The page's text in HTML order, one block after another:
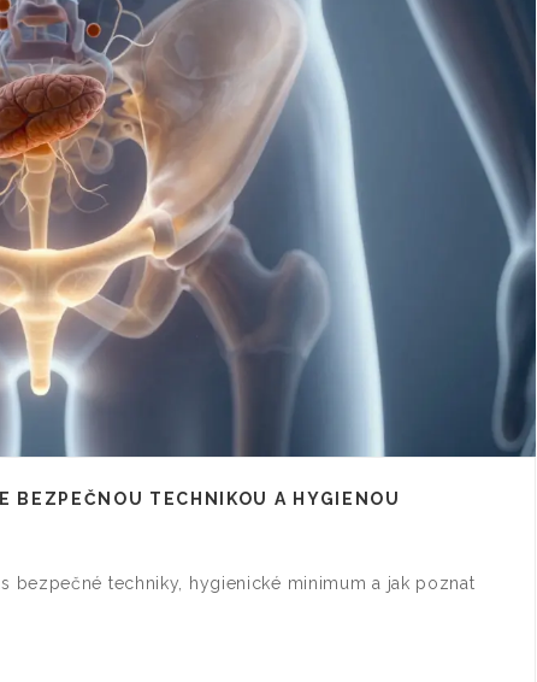
BEZPEČNOU TECHNIKOU A HYGIENOU
bezpečné techniky, hygienické minimum a jak poznat